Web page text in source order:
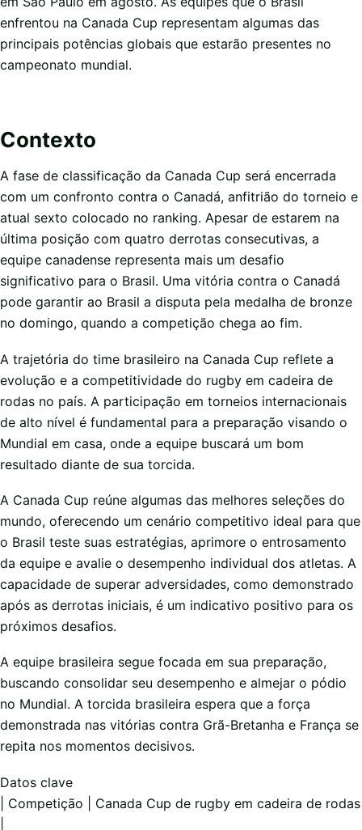
enfrentou na Canada Cup representam algumas das
principais potências globais que estarão presentes no
campeonato mundial.
Contexto
A fase de classificação da Canada Cup será encerrada
com um confronto contra o Canadá, anfitrião do torneio e
atual sexto colocado no ranking. Apesar de estarem na
última posição com quatro derrotas consecutivas, a
equipe canadense representa mais um desafio
significativo para o Brasil. Uma vitória contra o Canadá
pode garantir ao Brasil a disputa pela medalha de bronze
no domingo, quando a competição chega ao fim.
A trajetória do time brasileiro na Canada Cup reflete a
evolução e a competitividade do rugby em cadeira de
rodas no país. A participação em torneios internacionais
de alto nível é fundamental para a preparação visando o
Mundial em casa, onde a equipe buscará um bom
resultado diante de sua torcida.
A Canada Cup reúne algumas das melhores seleções do
mundo, oferecendo um cenário competitivo ideal para que
o Brasil teste suas estratégias, aprimore o entrosamento
da equipe e avalie o desempenho individual dos atletas. A
capacidade de superar adversidades, como demonstrado
após as derrotas iniciais, é um indicativo positivo para os
próximos desafios.
A equipe brasileira segue focada em sua preparação,
buscando consolidar seu desempenho e almejar o pódio
no Mundial. A torcida brasileira espera que a força
demonstrada nas vitórias contra Grã-Bretanha e França se
repita nos momentos decisivos.
Datos clave
| Competição | Canada Cup de rugby em cadeira de rodas